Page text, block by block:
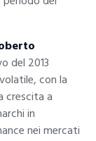
del 2013
con la
crescita a
in
nei mercati